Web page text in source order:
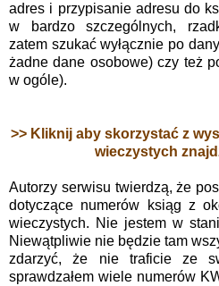
adres i przypisanie adresu do
w bardzo szczególnych,
zatem szukać wyłącznie po
żadne dane osobowe) czy też
w ogóle).
>> Kliknij aby skorzystać z
wieczystych
Autorzy serwisu twierdzą, że
dotyczące numerów ksiąg z
wieczystych. Nie jestem w
Niewątpliwie nie będzie tam
zdarzyć, że nie traficie ze
sprawdzałem wiele numerów